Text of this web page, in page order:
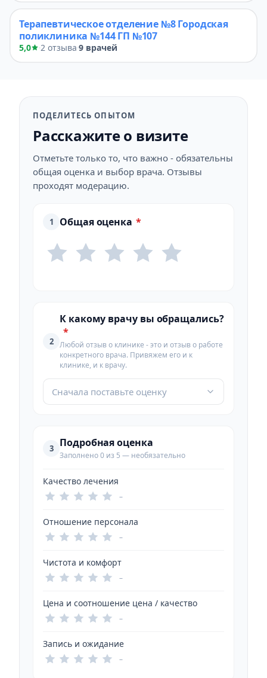
Терапевтическое отделение №8 Городская
поликлиника №144 ГП №107
5,0 ·2 отзыва·9 врачей
ПОДЕЛИТЕСЬ ОПЫТОМ
Расскажите о визите
Отметьте только то, что важно - обязательны
общая оценка и выбор врача. Отзывы
проходят модерацию.
1 Общая оценка *
2
К какому врачу вы обращались?
*
Любой отзыв о клинике - это и отзыв о работе
конкретного врача. Привяжем его и к
клинике, и к врачу.
Сначала поставьте оценку
3 Подробная оценка
Заполнено 0 из 5 — необязательно
Качество лечения
–
Отношение персонала
–
Чистота и комфорт
–
Цена и соотношение цена / качество
–
Запись и ожидание
–